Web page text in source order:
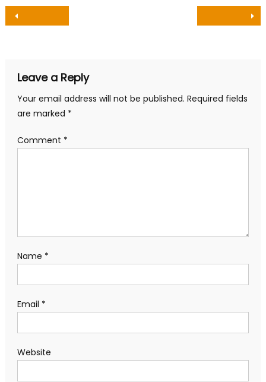
Post
Leave a Reply
Your email address will not be published. Required fields
are marked *
Comment *
Name *
Email *
Website